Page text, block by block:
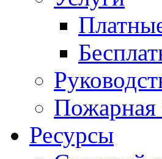
Пожарная
Ресурсы